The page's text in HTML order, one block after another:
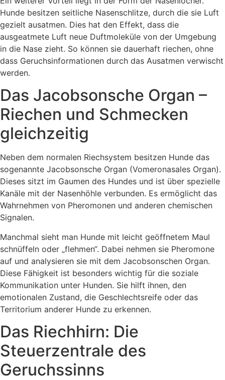
Hunde besitzen seitliche Nasenschlitze, durch die sie Luft
gezielt ausatmen. Dies hat den Effekt, dass die
ausgeatmete Luft neue Duftmoleküle von der Umgebung
in die Nase zieht. So können sie dauerhaft riechen, ohne
dass Geruchsinformationen durch das Ausatmen verwischt
werden.
Das Jacobsonsche Organ –
Riechen und Schmecken
gleichzeitig
Neben dem normalen Riechsystem besitzen Hunde das
sogenannte Jacobsonsche Organ (Vomeronasales Organ).
Dieses sitzt im Gaumen des Hundes und ist über spezielle
Kanäle mit der Nasenhöhle verbunden. Es ermöglicht das
Wahrnehmen von Pheromonen und anderen chemischen
Signalen.
Manchmal sieht man Hunde mit leicht geöffnetem Maul
schnüffeln oder „flehmen“. Dabei nehmen sie Pheromone
auf und analysieren sie mit dem Jacobsonschen Organ.
Diese Fähigkeit ist besonders wichtig für die soziale
Kommunikation unter Hunden. Sie hilft ihnen, den
emotionalen Zustand, die Geschlechtsreife oder das
Territorium anderer Hunde zu erkennen.
Das Riechhirn: Die
Steuerzentrale des
Geruchssinns